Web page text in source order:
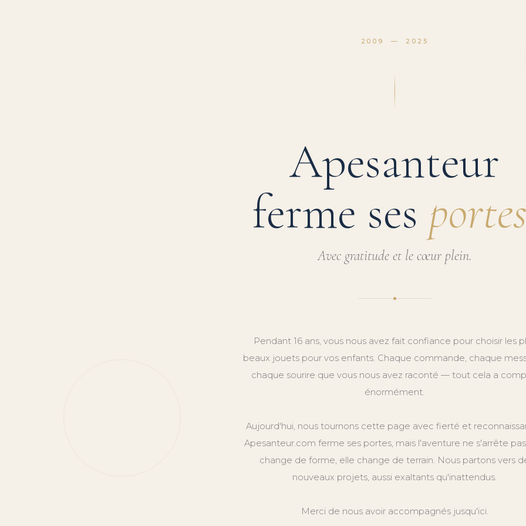
2009 — 2025
Apesanteur
ferme ses
Avec gratitude et le cœur plein.
Pendant 16 ans, vous nous avez fait confiance pour choisir les
beaux jouets pour vos enfants. Chaque commande, chaque
chaque sourire que vous nous avez raconté — tout cela a
énormément.
Aujourd'hui, nous tournons cette page avec fierté et
Apesanteur.com ferme ses portes, mais l'aventure ne s'arrête
change de forme, elle change de terrain. Nous partons vers
nouveaux projets, aussi exaltants qu'inattendus.
Merci de nous avoir accompagnés jusqu'ici.